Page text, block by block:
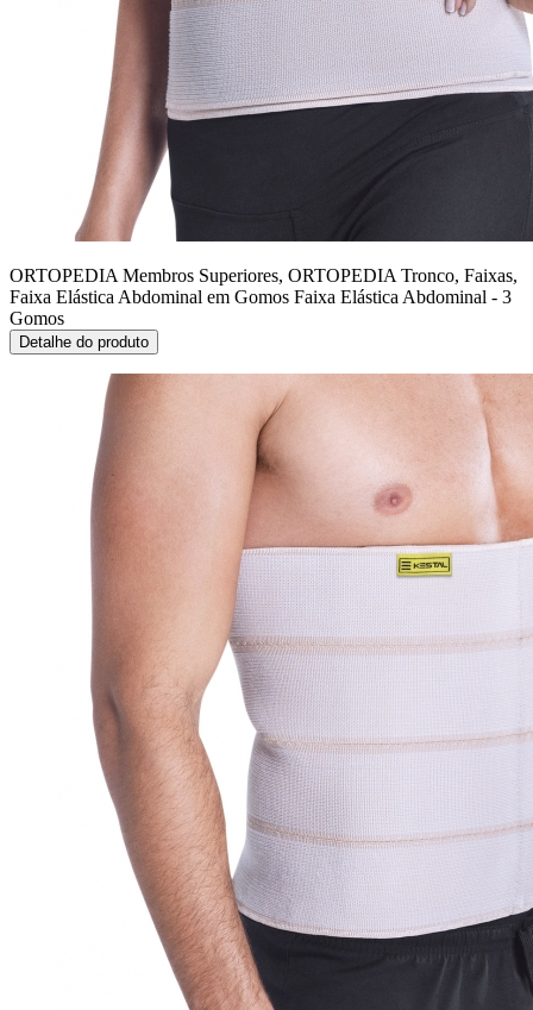
ORTOPEDIA Membros Superiores, ORTOPEDIA Tronco, Faixas,
Faixa Elástica Abdominal em Gomos Faixa Elástica Abdominal - 3
Gomos
Detalhe do produto